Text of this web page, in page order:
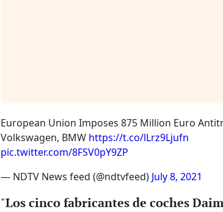
European Union Imposes 875 Million Euro
Volkswagen, BMW https://t.co/lLrz9Ljufn
pic.twitter.com/8FSV0pY9ZP
— NDTV News feed (@ndtvfeed) July 8, 2021
"Los cinco fabricantes de coches